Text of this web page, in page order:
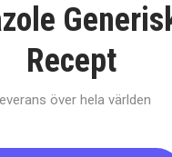
Recept
över hela världen